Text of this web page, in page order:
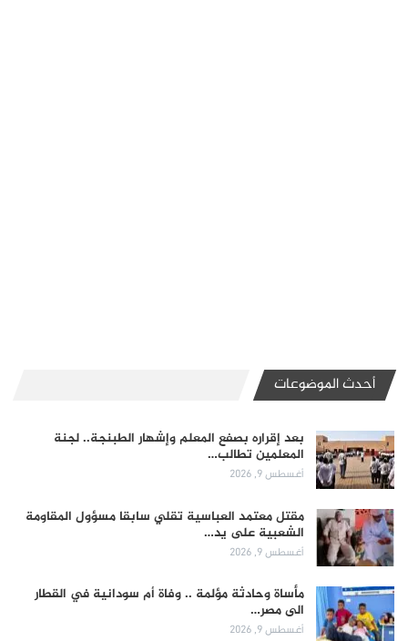
أحدث الموضوعات
بعد إقراره بصفع المعلم وإشهار الطبنجة.. لجنة
المعلمين تطالب…
أغسطس 9, 2026
مقتل معتمد العباسية تقلي سابقا مسؤول المقاومة
الشعبية على يد…
أغسطس 9, 2026
مأساة وحادثة مؤلمة .. وفاة أم سودانية في القطار
الى مصر…
أغسطس 9, 2026